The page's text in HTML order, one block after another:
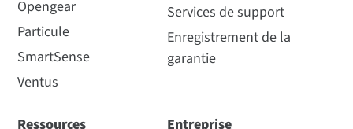
Opengear
Particule
SmartSense
Ventus
Services de support
Enregistrement de la
garantie
Ressources
Entreprise